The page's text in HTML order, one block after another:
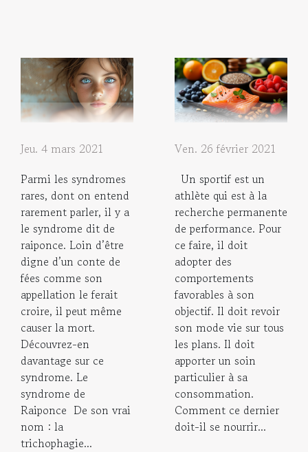
Jeu. 4 mars 2021
Parmi les syndromes
rares, dont on entend
rarement parler, il y a
le syndrome dit de
raiponce. Loin d’être
digne d’un conte de
fées comme son
appellation le ferait
croire, il peut même
causer la mort.
Découvrez-en
davantage sur ce
syndrome. Le
syndrome de
Raiponce De son vrai
nom : la
trichophagie...
Ven. 26 février 2021
Un sportif est un
athlète qui est à la
recherche permanente
de performance. Pour
ce faire, il doit
adopter des
comportements
favorables à son
objectif. Il doit revoir
son mode vie sur tous
les plans. Il doit
apporter un soin
particulier à sa
consommation.
Comment ce dernier
doit-il se nourrir...